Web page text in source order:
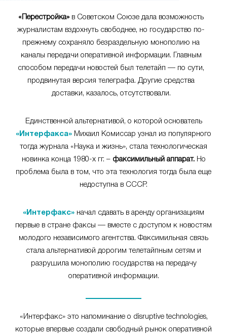
«Перестройка»в Советском Союзе дала возможность
журналистам вздохнуть свободнее, но государство по-
прежнему сохраняло безраздельную монополию на
каналы передачи оперативной информации. Главным
способом передачи новостей был телетайп — по сути,
продвинутая версия телеграфа. Другие средства
доставки, казалось, отсутствовали.
Единственной альтернативой, о которой основатель
«Интерфакса» Михаил Комиссар узнал из популярного
тогда журнала «Наука и жизнь», стала технологическая
новинка конца 1980-х гг. – факсимильный аппарат.Но
проблема была в том, что эта технология тогда была еще
недоступна в СССР.
«Интерфакс» начал сдавать в аренду организациям
первые в стране факсы — вместе с доступом к новостям
молодого независимого агентства. Факсимильная связь
стала альтернативой дорогим телетайпным сетям и
разрушила монополию государства на передачу
оперативной информации.
«Интерфакс» это напоминание о disruptive technologies,
которые впервые создали свободный рынок оперативной